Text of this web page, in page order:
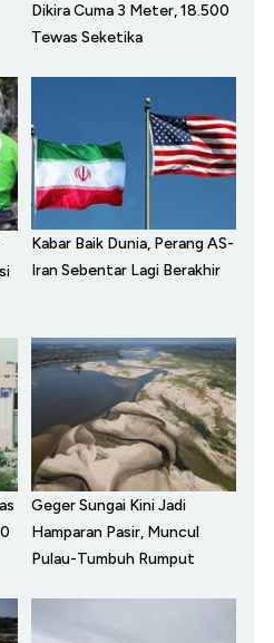
Dikira Cuma 3 Meter, 18.500
Tewas Seketika
Kabar Baik Dunia, Perang AS-
Iran Sebentar Lagi Berakhir
Geger Sungai Kini Jadi
Hamparan Pasir, Muncul
Pulau-Tumbuh Rumput